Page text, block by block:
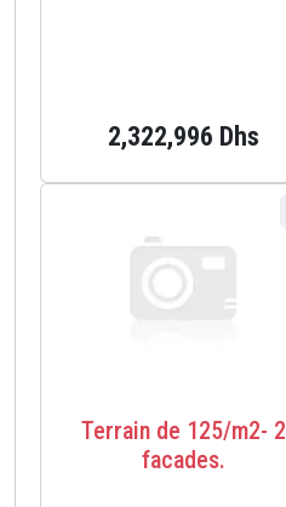
2,322,996 Dhs
Terrain de 125/m2- 2
facades.